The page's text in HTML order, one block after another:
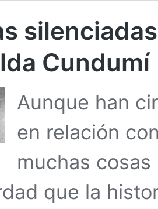
Cundumí
Aunque han
en relación
muchas
que la